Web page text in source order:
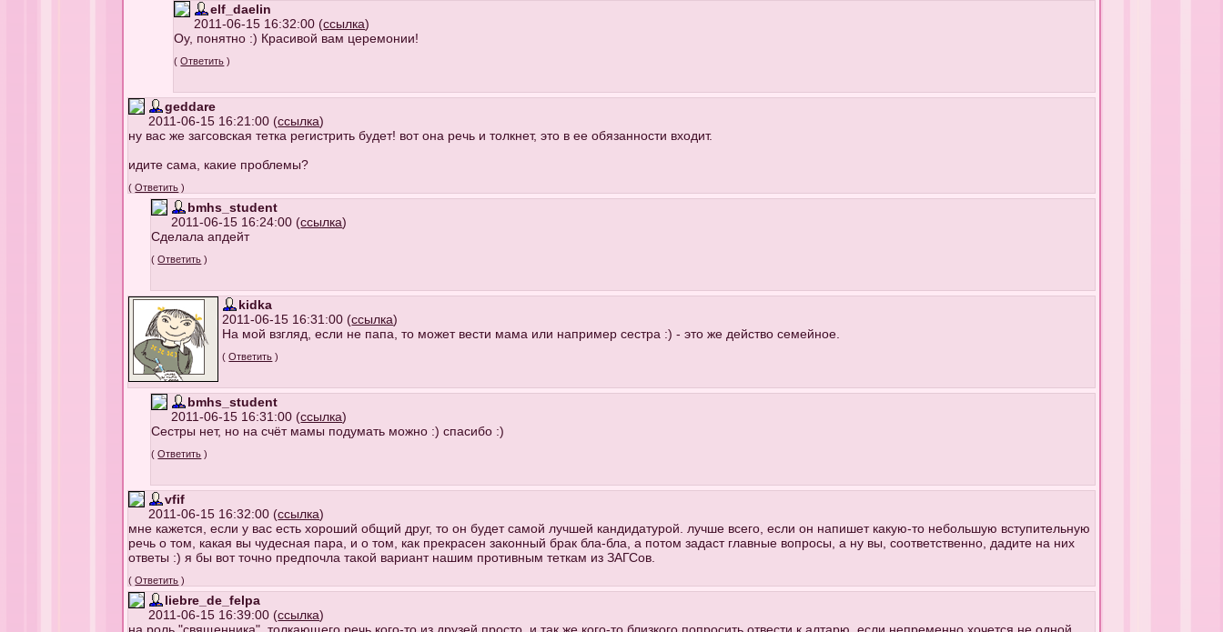
elf_daelin
2011-06-15 16:32:00 (ссылка)
Оу, понятно :) Красивой вам церемонии!
(Ответить )
geddare
2011-06-15 16:21:00 (ссылка)
ну вас же загсовская тетка регистрить будет! вот она речь и толкнет, это в ее обязанности входит.
идите сама, какие проблемы?
(Ответить )
bmhs_student
2011-06-15 16:24:00 (ссылка)
Сделала апдейт
(Ответить )
kidka
2011-06-15 16:31:00 (ссылка)
На мой взгляд, если не папа, то может вести мама или например сестра :) - это же действо семейное.
(Ответить )
bmhs_student
2011-06-15 16:31:00 (ссылка)
Сестры нет, но на счёт мамы подумать можно :) спасибо :)
(Ответить )
vfif
2011-06-15 16:32:00 (ссылка)
мне кажется, если у вас есть хороший общий друг, то он будет самой лучшей кандидатурой. лучше всего, если он напишет какую-то небольшую вступительную
речь о том, какая вы чудесная пара, и о том, как прекрасен законный брак бла-бла, а потом задаст главные вопросы, а ну вы, соответственно, дадите на них
ответы :) я бы вот точно предпочла такой вариант нашим противным теткам из ЗАГСов.
(Ответить )
liebre_de_felpa
2011-06-15 16:39:00 (ссылка)